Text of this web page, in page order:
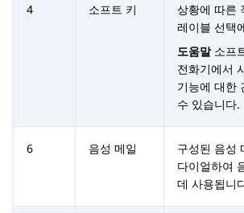
4 소프트 키
상황에 따른
레이블 선택
도움말소프
전화기에서
기능에 대한
수 있습니다.
6 음성 메일
구성된 음성
다이얼하여
데 사용됩니